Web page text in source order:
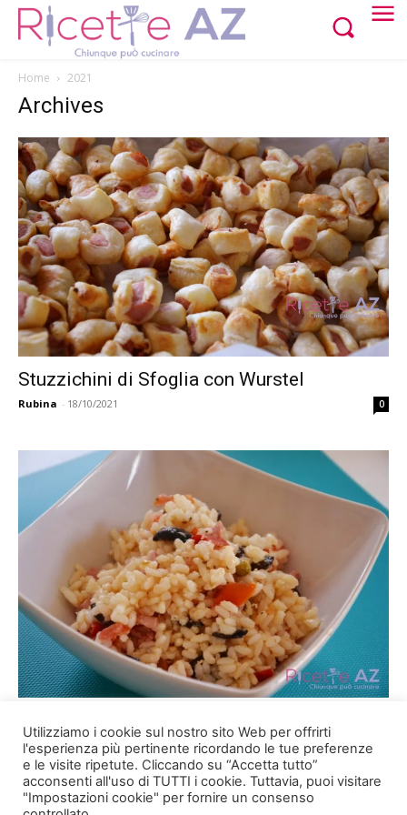
Home 2021
Archives
Stuzzichini di Sfoglia con Wurstel
Rubina - 18/10/2021 0
Rubina - 10/02/2019
Utilizziamo i cookie sul nostro sito Web per offrirti
l'esperienza più pertinente ricordando le tue preferenze
e le visite ripetute. Cliccando su “Accetta tutto”
acconsenti all'uso di TUTTI i cookie. Tuttavia, puoi visitare
"Impostazioni cookie" per fornire un consenso